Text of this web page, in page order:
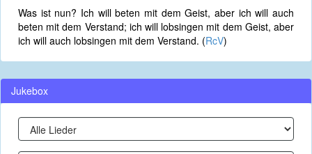
Was ist nun? Ich will beten mit dem Geist, aber ich will auch
beten mit dem Verstand; ich will lobsingen mit dem Geist, aber
ich will auch lobsingen mit dem Verstand. (RcV)
Jukebox